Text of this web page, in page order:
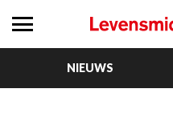
NIEUWS